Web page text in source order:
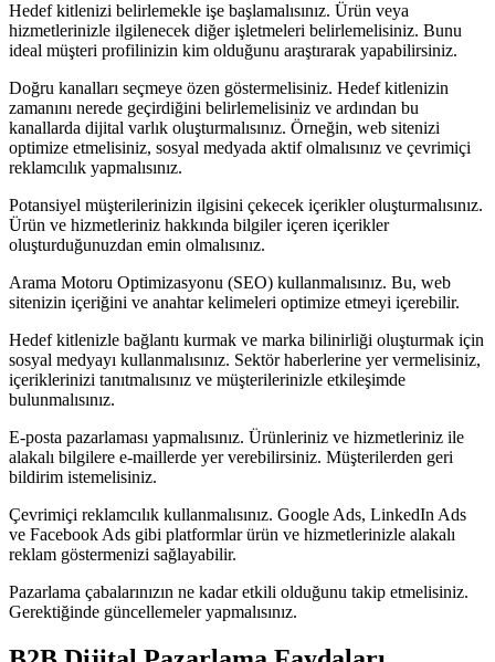
Hedef kitlenizi belirlemekle işe başlamalısınız. Ürün veya
hizmetlerinizle ilgilenecek diğer işletmeleri belirlemelisiniz. Bunu
ideal müşteri profilinizin kim olduğunu araştırarak yapabilirsiniz.
Doğru kanalları seçmeye özen göstermelisiniz. Hedef kitlenizin
zamanını nerede geçirdiğini belirlemelisiniz ve ardından bu
kanallarda dijital varlık oluşturmalısınız. Örneğin, web sitenizi
optimize etmelisiniz, sosyal medyada aktif olmalısınız ve çevrimiçi
reklamcılık yapmalısınız.
Potansiyel müşterilerinizin ilgisini çekecek içerikler oluşturmalısınız.
Ürün ve hizmetleriniz hakkında bilgiler içeren içerikler
oluşturduğunuzdan emin olmalısınız.
Arama Motoru Optimizasyonu (SEO) kullanmalısınız. Bu, web
sitenizin içeriğini ve anahtar kelimeleri optimize etmeyi içerebilir.
Hedef kitlenizle bağlantı kurmak ve marka bilinirliği oluşturmak için
sosyal medyayı kullanmalısınız. Sektör haberlerine yer vermelisiniz,
içeriklerinizi tanıtmalısınız ve müşterilerinizle etkileşimde
bulunmalısınız.
E-posta pazarlaması yapmalısınız. Ürünleriniz ve hizmetleriniz ile
alakalı bilgilere e-maillerde yer verebilirsiniz. Müşterilerden geri
bildirim istemelisiniz.
Çevrimiçi reklamcılık kullanmalısınız. Google Ads, LinkedIn Ads
ve Facebook Ads gibi platformlar ürün ve hizmetlerinizle alakalı
reklam göstermenizi sağlayabilir.
Pazarlama çabalarınızın ne kadar etkili olduğunu takip etmelisiniz.
Gerektiğinde güncellemeler yapmalısınız.